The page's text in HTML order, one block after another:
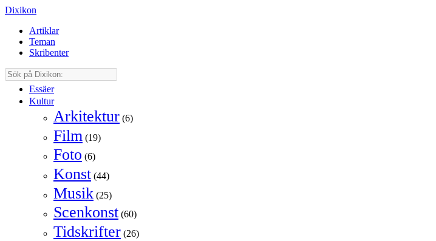
Dixikon
Artiklar
Teman
Skribenter
Essäer
Kultur
Arkitektur (6)
Film (19)
Foto (6)
Konst (44)
Musik (25)
Scenkonst (60)
Tidskrifter (26)